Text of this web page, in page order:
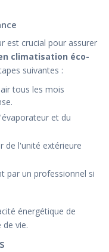
est crucial pour assurer
climatisation éco-
suivantes :
tous les mois
et du
de l'unité extérieure
par un professionnel si
énergétique de
vie.